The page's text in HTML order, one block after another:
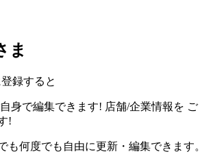
ま
録すると
身で編集できます! 店舗/企業情報を ご
!
も何度でも自由に更新・編集できます。